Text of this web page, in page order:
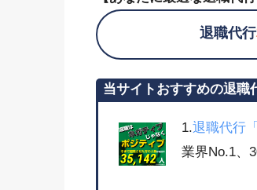
退職代行
当サイトおすすめの退職
1.退職代行
業界No.1、